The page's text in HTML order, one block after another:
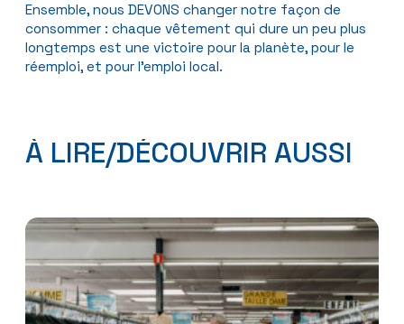
Ensemble, nous DEVONS changer notre façon de
consommer : chaque vêtement qui dure un peu plus
longtemps est une victoire pour la planète, pour le
réemploi, et pour l’emploi local.
À LIRE/DÉCOUVRIR AUSSI